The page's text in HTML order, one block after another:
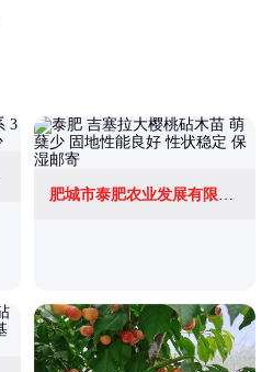
肥城市泰肥农业发展有限公司